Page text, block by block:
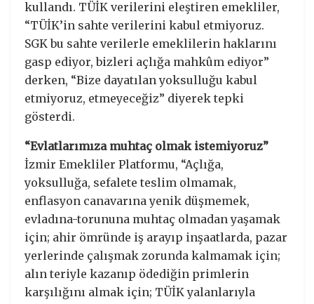
kullandı. TÜİK verilerini eleştiren emekliler,
“TÜİK’in sahte verilerini kabul etmiyoruz.
SGK bu sahte verilerle emeklilerin haklarını
gasp ediyor, bizleri açlığa mahkûm ediyor”
derken, “Bize dayatılan yoksulluğu kabul
etmiyoruz, etmeyeceğiz” diyerek tepki
gösterdi.
“Evlatlarımıza muhtaç olmak istemiyoruz”
İzmir Emekliler Platformu, “Açlığa,
yoksulluğa, sefalete teslim olmamak,
enflasyon canavarına yenik düşmemek,
evladına-torununa muhtaç olmadan yaşamak
için; ahir ömründe iş arayıp inşaatlarda, pazar
yerlerinde çalışmak zorunda kalmamak için;
alın teriyle kazanıp ödediğin primlerin
karşılığını almak için; TÜİK yalanlarıyla